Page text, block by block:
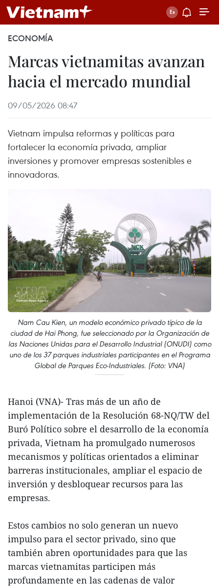
ECONOMÍA
Marcas vietnamitas avanzan
hacia el mercado mundial
09/05/2026 08:47
Vietnam impulsa reformas y políticas para
fortalecer la economía privada, ampliar
inversiones y promover empresas sostenibles e
innovadoras.
Nam Cau Kien, un modelo económico privado típico de la
ciudad de Hai Phong, fue seleccionado por la Organización de
las Naciones Unidas para el Desarrollo Industrial (ONUDI) como
uno de los 37 parques industriales participantes en el Programa
Global de Parques Eco-Industriales. (Foto: VNA)
Hanoi (VNA)- Tras más de un año de
implementación de la Resolución 68-NQ/TW del
Buró Político sobre el desarrollo de la economía
privada, Vietnam ha promulgado numerosos
mecanismos y políticas orientados a eliminar
barreras institucionales, ampliar el espacio de
inversión y desbloquear recursos para las
empresas.
Estos cambios no solo generan un nuevo
impulso para el sector privado, sino que
también abren oportunidades para que las
marcas vietnamitas participen más
profundamente en las cadenas de valor